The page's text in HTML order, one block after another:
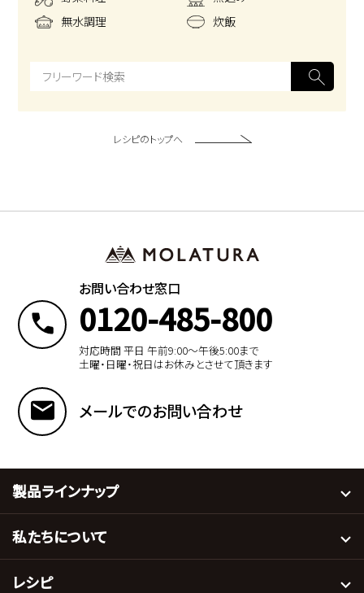
無水調理
炊飯
レシピのトップへ
お問い合わせ窓口
0120-485-800
対応時間 平日 午前9:00〜午後5:00まで
土曜・日曜・祝日はお休みとさせて頂きます
メールでのお問い合わせ
製品ラインナップ
私たちについて
レシピ